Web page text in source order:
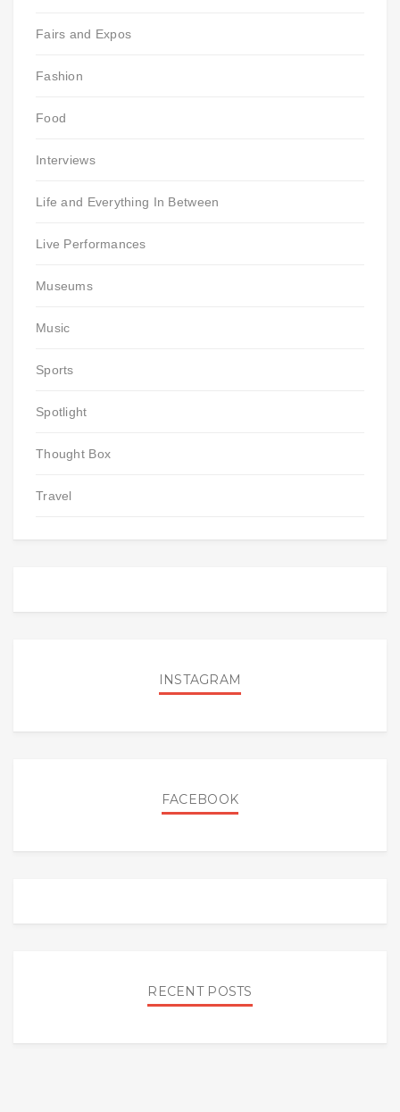
Fairs and Expos
Fashion
Food
Interviews
Life and Everything In Between
Live Performances
Museums
Music
Sports
Spotlight
Thought Box
Travel
INSTAGRAM
FACEBOOK
RECENT POSTS